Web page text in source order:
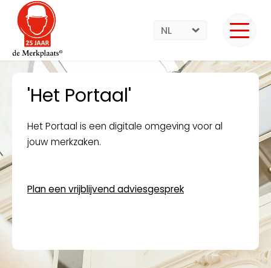
NL
'Het Portaal'
Het Portaal is een digitale omgeving voor al
jouw merkzaken.
Plan een vrijblijvend adviesgesprek